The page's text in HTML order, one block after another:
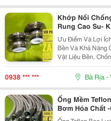
Khớp Nối
Rung Cao Su-
Nối Mềm Inox
Rung- Khớp
Kim Loại-
Ưu Điểm Và Lợi Ích
Bền Và Khả Năng
Vật Liệu Bền,
Ứng Dụng Nhiệt Độ Cao. Tiết Kiệm
Phí: Chúng
0938 *** *** Bà Rịa -
Ống Mềm
Bơm Hóa Chất
Ống Mềm Ptfe